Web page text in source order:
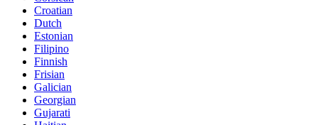
Croatian
Dutch
Estonian
Filipino
Finnish
Frisian
Galician
Georgian
Gujarati